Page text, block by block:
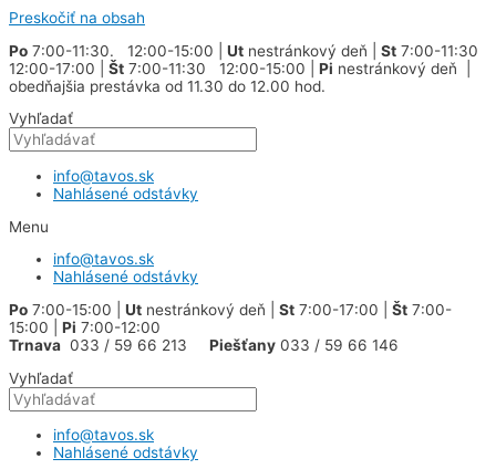
Preskočiť na obsah
Po 7:00-11:30. 12:00-15:00 | Ut nestránkový deň | St 7:00-11:30
12:00-17:00 | Št 7:00-11:30 12:00-15:00 | Pi nestránkový deň |
obedňajšia prestávka od 11.30 do 12.00 hod.
Vyhľadať
info@tavos.sk
Nahlásené odstávky
Menu
info@tavos.sk
Nahlásené odstávky
Po 7:00-15:00 | Ut nestránkový deň | St 7:00-17:00 | Št 7:00-
15:00 | Pi 7:00-12:00
Trnava 033 / 59 66 213 Piešťany 033 / 59 66 146
Vyhľadať
info@tavos.sk
Nahlásené odstávky